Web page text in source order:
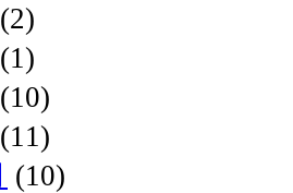
(2)
(1)
(10)
(11)
(10)